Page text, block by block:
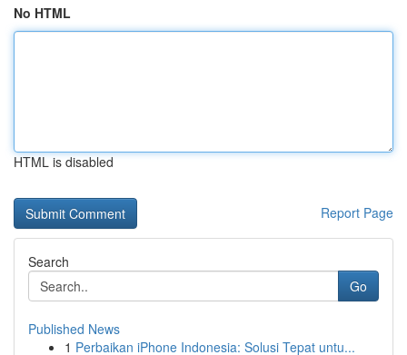
No HTML
HTML is disabled
Report Page
Search
Go
Published News
1 Perbaikan iPhone Indonesia: Solusi Tepat untu...